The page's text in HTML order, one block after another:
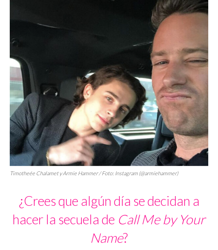
Timotheée Chalamet y Armie Hammer / Foto: Instagram (@armiehammer)
¿Crees que algún día se decidan a
hacer la secuela de Call Me by Your
Name?